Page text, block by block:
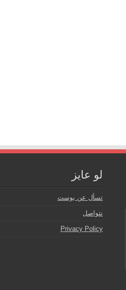
لو عايز
تسأل عن بوست
نتواصل
Privacy Policy